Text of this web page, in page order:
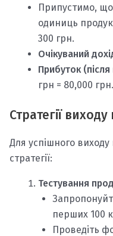
Припустимо, що
одиниць
300 грн.
Очікуваний
Прибуток
грн = 80,000 грн.
Стратегії
Для успішного виходу
стратегії:
Тестування
перших 100
Проведіть